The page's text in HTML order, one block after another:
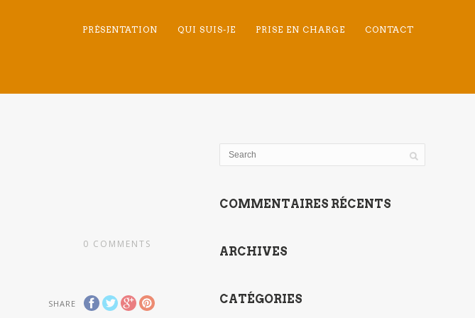
PRÉSENTATION QUI SUIS-JE PRISE EN CHARGE CONTACT
0 COMMENTS
SHARE
COMMENTAIRES RÉCENTS
ARCHIVES
CATÉGORIES